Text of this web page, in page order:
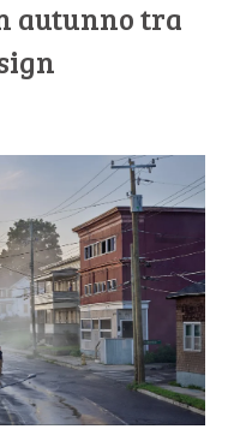
autunno tra